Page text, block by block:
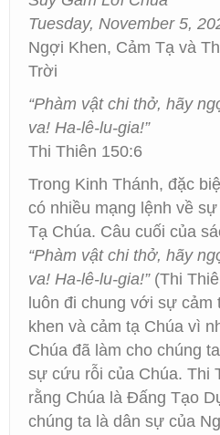
Tuesday, November 5,
Ngợi Khen, Cảm Tạ và
Trời
“Phàm vật chi thở, hãy
va! Ha-lê-lu-gia!”
Thi Thiên 150:6
Trong Kinh Thánh, đặc
có nhiều mạng lệnh về
Tạ Chúa. Câu cuối của
“Phàm vật chi thở, hãy
va! Ha-lê-lu-gia!”(Thi
luôn đi chung với sự cảm
khen và cảm tạ Chúa vì
Chúa đã làm cho chúng
sự cứu rỗi của Chúa. Thi
rằng Chúa là Đấng Tạo
chúng ta là dân sự của